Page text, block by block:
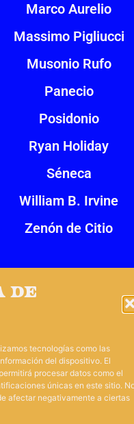
de
tecnologías como las
del dispositivo. El
procesar datos como el
únicas en este sitio.
afectar negativamente a ciertas
Marco Aurelio
Massimo Pigliucci
Musonio Rufo
Panecio
Posidonio
Ryan Holiday
Séneca
William B. Irvine
Zenón de Citio
Barbas